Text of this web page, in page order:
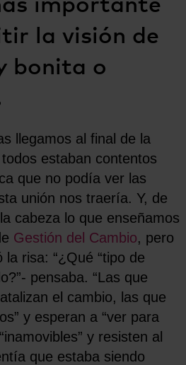
importante
la visión de
bonita o
llegamos al final de la
estaban contentos
que no podía ver las
unión nos traería. Y, de
cabeza lo que enseñamos
Gestión del Cambio, pero
risa: “¿Qué “tipo de
pensaba. “Las que
el cambio, las que
y esperan a “ver para
y resisten al
que estaba siendo